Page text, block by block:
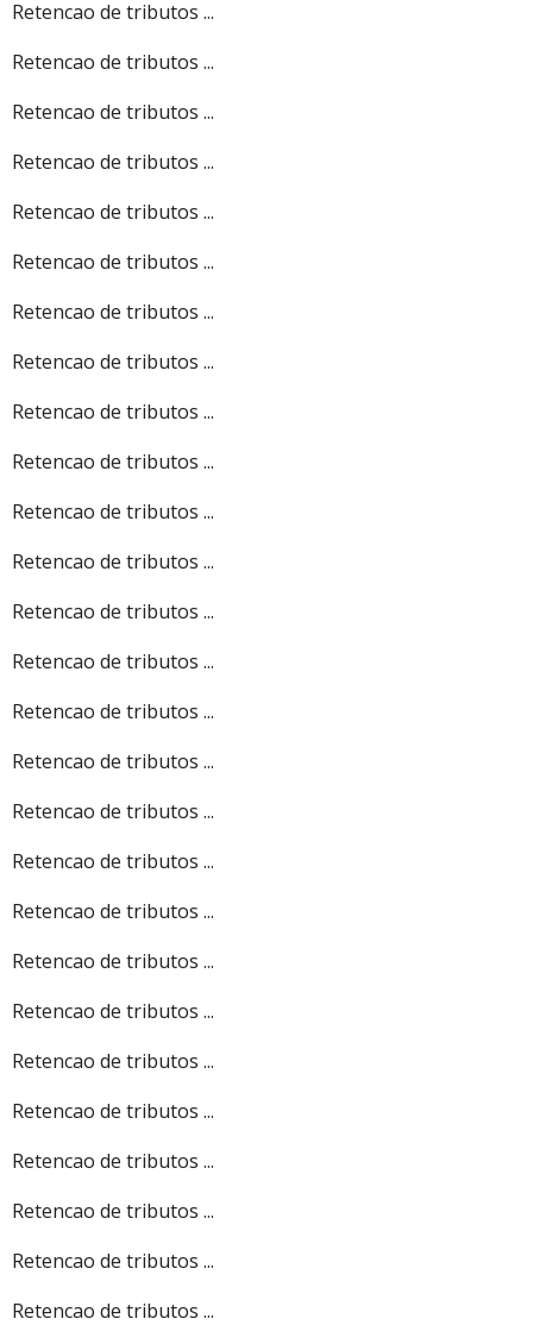
Retencao de tributos ...
Retencao de tributos ...
Retencao de tributos ...
Retencao de tributos ...
Retencao de tributos ...
Retencao de tributos ...
Retencao de tributos ...
Retencao de tributos ...
Retencao de tributos ...
Retencao de tributos ...
Retencao de tributos ...
Retencao de tributos ...
Retencao de tributos ...
Retencao de tributos ...
Retencao de tributos ...
Retencao de tributos ...
Retencao de tributos ...
Retencao de tributos ...
Retencao de tributos ...
Retencao de tributos ...
Retencao de tributos ...
Retencao de tributos ...
Retencao de tributos ...
Retencao de tributos ...
Retencao de tributos ...
Retencao de tributos ...
Retencao de tributos ...